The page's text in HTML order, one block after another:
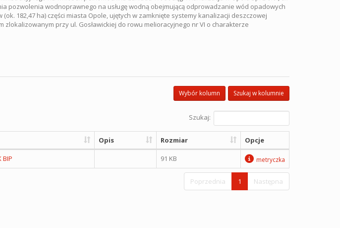
pozwolenia wodnoprawnego na usługę wodną obejmującą odprowadzanie wód opadowych
182,47 ha) części miasta Opole, ujętych w zamknięte systemy kanalizacji deszczowej
zlokalizowanym przy ul. Gosławickiej do rowu melioracyjnego nr VI o charakterze
Szukaj w kolumnie
Wybór kolumn
Szukaj:
Opis Rozmiar Opcje
BIP 91 KB metryczka
Poprzednia 1 Następna